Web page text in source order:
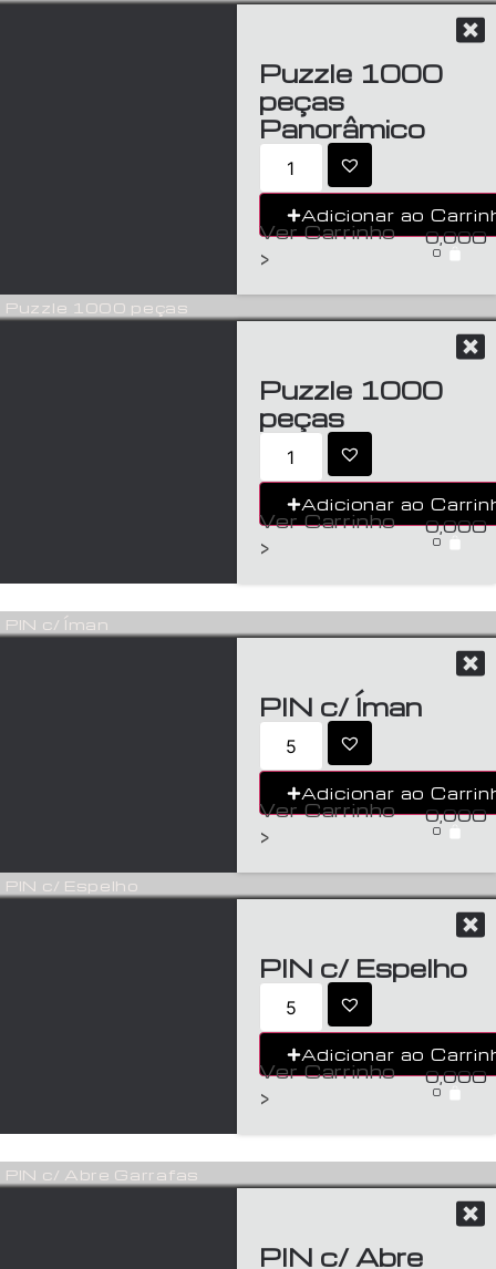
Puzzle 1000
peças
Panorâmico
Adicionar ao
Ver Carrinho
>
0,00€
0
Puzzle 1000 peças
Puzzle 1000
peças
Adicionar ao
Ver Carrinho
>
0,00€
0
PIN c/ Íman
PIN c/ Íman
Adicionar ao
Ver Carrinho
>
0,00€
0
PIN c/ Espelho
PIN c/ Espelho
Adicionar ao
Ver Carrinho
>
0,00€
0
PIN c/ Abre Garrafas
PIN c/ Abre